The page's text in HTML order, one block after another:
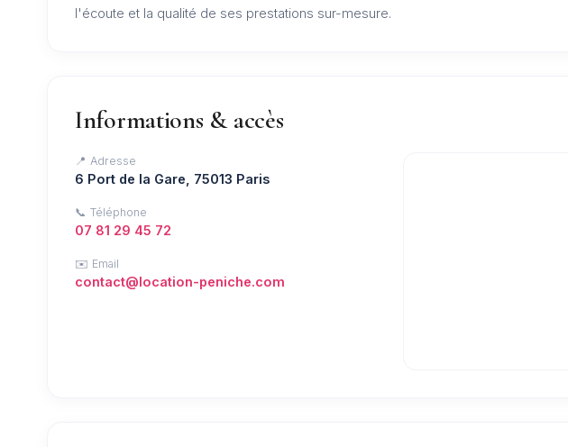
l'écoute et la qualité de ses prestations sur-mesure.
Informations & accès
📍 Adresse
6 Port de la Gare, 75013 Paris
📞 Téléphone
07 81 29 45 72
✉️ Email
contact@location-peniche.com